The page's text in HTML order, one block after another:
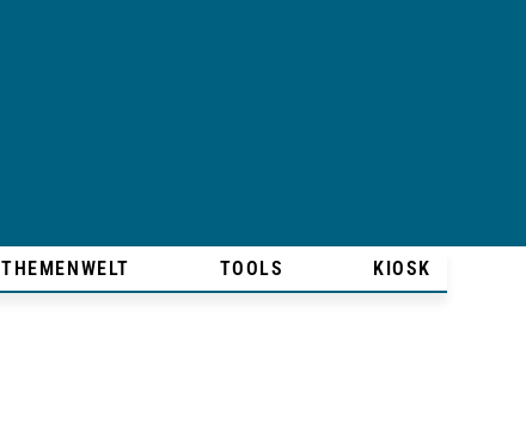
THEMENWELT TOOLS KIOSK